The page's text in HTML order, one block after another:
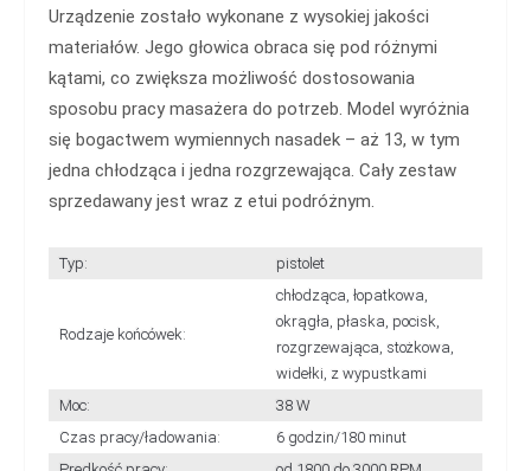
Urządzenie zostało wykonane z wysokiej jakości
materiałów. Jego głowica obraca się pod różnymi
kątami, co zwiększa możliwość dostosowania
sposobu pracy masażera do potrzeb. Model wyróżnia
się bogactwem wymiennych nasadek – aż 13, w tym
jedna chłodząca i jedna rozgrzewająca. Cały zestaw
sprzedawany jest wraz z etui podróżnym.
Typ: pistolet
Rodzaje końcówek:
chłodząca, łopatkowa,
okrągła, płaska, pocisk,
rozgrzewająca, stożkowa,
widełki, z wypustkami
Moc:
38 W
Czas pracy/ładowania:
6 godzin/180 minut